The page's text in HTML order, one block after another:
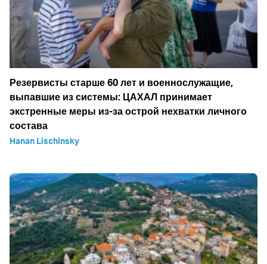
Резервисты старше 60 лет и военнослужащие,
выпавшие из системы: ЦАХАЛ принимает
экстренные меры из-за острой нехватки личного
состава
Hanan Lischinsky